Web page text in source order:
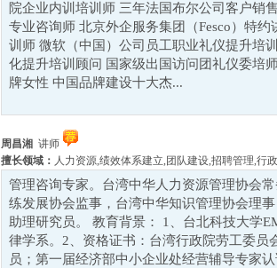
院企业内训培训师 三年法国布尔公司客户销
专业咨询师 北京外企服务集团（Fesco）特
训师 微软（中国）公司员工职业礼仪提升培
化提升培训顾问 国家级出国访问团礼仪委培
牌女性 中国品牌建设十大杰...
周昌湘 讲师
擅长领域： 人力资源,绩效体系建立, 团队建设,招聘管理,行
管理咨询专家。台湾中华人力资源管理协会
练发展协会监事，台湾中华知识管理协会理
助理研究员。 教育背景： 1、台北科技大学
律学系。2、资格证书：台湾行政院劳工委员
员；第一届经济部中小企业处经营辅导专家